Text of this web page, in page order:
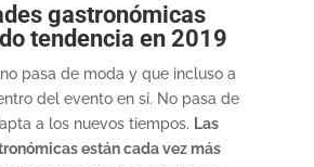
gastronómicas
tendencia en 2019
pasa de moda y que incluso a
del evento en sí. No pasa de
a los nuevos tiempos. Las
están cada vez más